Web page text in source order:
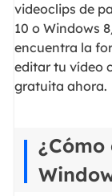
videoclips de
10 o Windows
encuentra la
editar tu vídeo
gratuita ahora.